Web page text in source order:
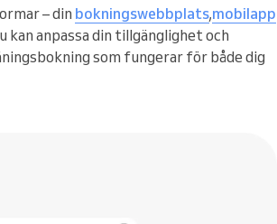
– din bokningswebbplats,mobilapp
kan anpassa din tillgänglighet och
som fungerar för både dig